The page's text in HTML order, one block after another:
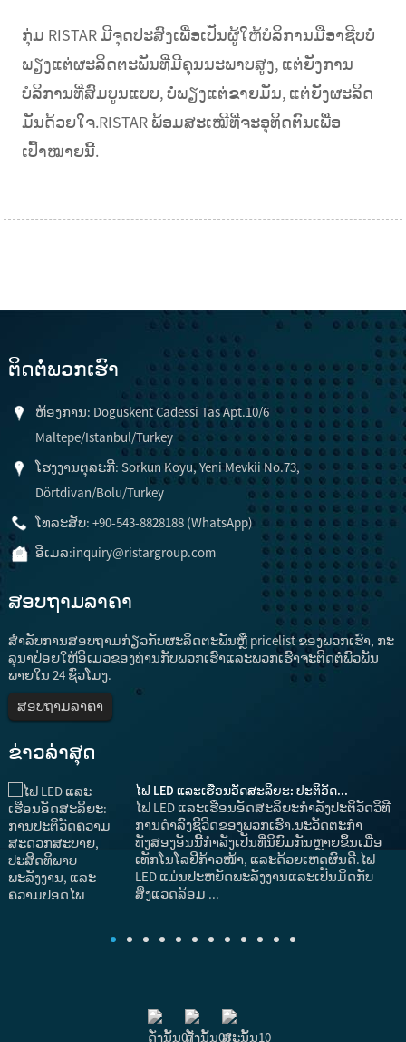
ກຸ່ມ RISTAR ມີຈຸດປະສົງເພື່ອເປັນຜູ້ໃຫ້ບໍລິການມືອາຊີບບໍ່
ພຽງແຕ່ຜະລິດຕະພັນທີ່ມີຄຸນນະພາບສູງ, ແຕ່ຍັງການ
ບໍລິການທີ່ສົມບູນແບບ, ບໍ່ພຽງແຕ່ຂາຍມັນ, ແຕ່ຍັງຜະລິດ
ມັນດ້ວຍໃຈ.RISTAR ພ້ອມສະເໝີທີ່ຈະອຸທິດຕົນເພື່ອ
ເປົ້າໝາຍນີ້.
ຕິດ​ຕໍ່​ພວກ​ເຮົາ
ຫ້ອງການ: Doguskent Cadessi Tas Apt.10/6
Maltepe/Istanbul/Turkey
ໂຮງງານຕຸລະກີ: Sorkun Koyu, Yeni Mevkii No.73,
Dörtdivan/Bolu/Turkey
ໂທລະສັບ: +90-543-8828188 (WhatsApp)
ອີເມລ:inquiry@ristargroup.com
ສອບຖາມລາຄາ
ສໍາ​ລັບ​ການ​ສອບ​ຖາມ​ກ່ຽວ​ກັບ​ຜະ​ລິດ​ຕະ​ພັນ​ຫຼື pricelist ຂອງ​ພວກ​ເຮົາ​, ກະ​
ລຸ​ນາ​ປ່ອຍ​ໃຫ້​ອີ​ເມວ​ຂອງ​ທ່ານ​ກັບ​ພວກ​ເຮົາ​ແລະ​ພວກ​ເຮົາ​ຈະ​ຕິດ​ຕໍ່​ພົວ​ພັນ​
ພາຍ​ໃນ 24 ຊົ່ວ​ໂມງ​.
ສອບຖາມລາຄາ
ຂ່າວ​ລ່າ​ສຸດ
ໄຟ LED ແລະເຮືອນອັດສະລິຍະ: ປະຕິວັດ...
ໄຟ LED ແລະເຮືອນອັດສະລິຍະກໍາລັງປະຕິວັດວິທີ
ການດໍາລົງຊີວິດຂອງພວກເຮົາ.ນະວັດຕະກໍາ
ທັງສອງອັນນີ້ກຳລັງເປັນທີ່ນິຍົມກັນຫຼາຍຂຶ້ນເມື່ອ
ເທັກໂນໂລຢີກ້າວໜ້າ, ແລະດ້ວຍເຫດຜົນດີ.ໄຟ
LED ແມ່ນປະຫຍັດພະລັງງານແລະເປັນມິດກັບ
ສິ່ງແວດລ້ອມ ...